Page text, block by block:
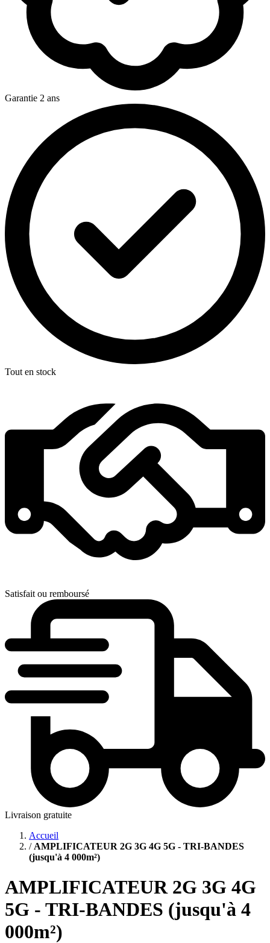
Garantie 2 ans
Tout en stock
Satisfait ou remboursé
Livraison gratuite
Accueil
/ AMPLIFICATEUR 2G 3G 4G 5G - TRI-BANDES
(jusqu'à 4 000m²)
AMPLIFICATEUR 2G 3G 4G
5G - TRI-BANDES (jusqu'à 4
000m²)